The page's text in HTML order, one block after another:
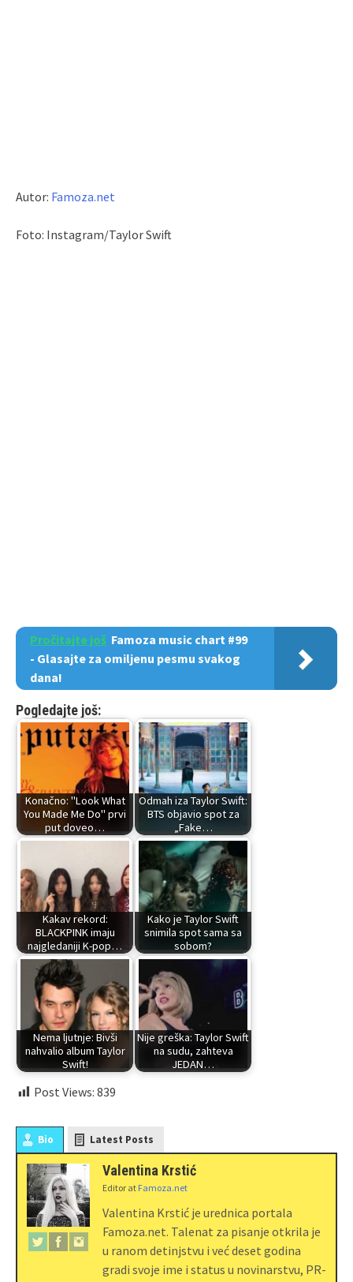
Autor: Famoza.net
Foto: Instagram/Taylor Swift
Pročitajte još Famoza music chart #99
- Glasajte za omiljenu pesmu svakog
dana!
Pogledajte još:
Konačno: "Look What
You Made Me Do" prvi
put doveo…
Odmah iza Taylor Swift:
BTS objavio spot za
„Fake…
Kakav rekord:
BLACKPINK imaju
najgledaniji K-pop…
Kako je Taylor Swift
snimila spot sama sa
sobom?
Nema ljutnje: Bivši
nahvalio album Taylor
Swift!
Nije greška: Taylor Swift
na sudu, zahteva
JEDAN…
Post Views: 839
Bio Latest Posts
Valentina Krstić
Editor at Famoza.net
Valentina Krstić je urednica portala
Famoza.net. Talenat za pisanje otkrila je
u ranom detinjstvu i već deset godina
gradi svoje ime i status u novinarstvu, PR-